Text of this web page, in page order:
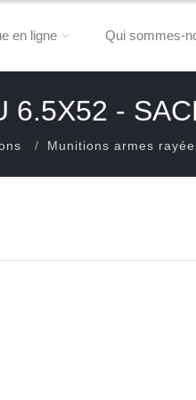
en ligne Qui sommes-
6.5X52 -
Munitions armes